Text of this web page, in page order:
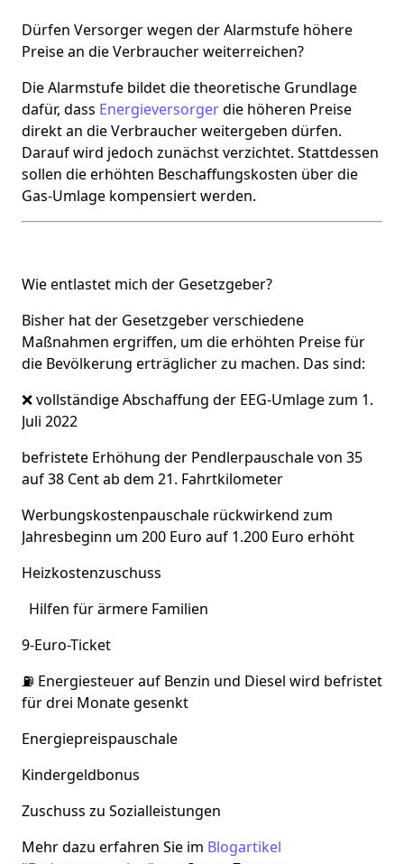
Dürfen Versorger wegen der Alarm­stufe höhere
Preise an die Verbraucher weiterreichen?
Die Alarmstufe bildet die theoretische Grundlage
dafür, dass Energieversorgerdie höheren Preise
direkt an die Verbraucher weitergeben dürfen.
Darauf wird jedoch zunächst verzichtet. Stattdessen
sollen die erhöhten Beschaffungskosten über die
Gas-Umlage kompensiert werden.
Wie entlastet mich der Gesetzgeber?
Bisher hat der Gesetzgeber verschiedene
Maßnahmen ergriffen, um die erhöhten Preise für
die Bevölkerung erträglicher zu machen. Das sind:
❌ vollständige Abschaffung der EEG-Umlage zum 1.
Juli 2022
befristete Erhöhung der Pendlerpauschale von 35
auf 38 Cent ab dem 21. Fahrtkilometer
Werbungskostenpauschale rückwirkend zum
Jahresbeginn um 200 Euro auf 1.200 Euro erhöht
Heizkostenzuschuss
‍ ‍ Hilfen für ärmere Familien
9-Euro-Ticket
⛽️ Energiesteuer auf Benzin und Diesel wird befristet
für drei Monate gesenkt
Energiepreispauschale
Kindergeldbonus
Zuschuss zu Sozialleistungen
Mehr dazu erfahren Sie im Blogartikel